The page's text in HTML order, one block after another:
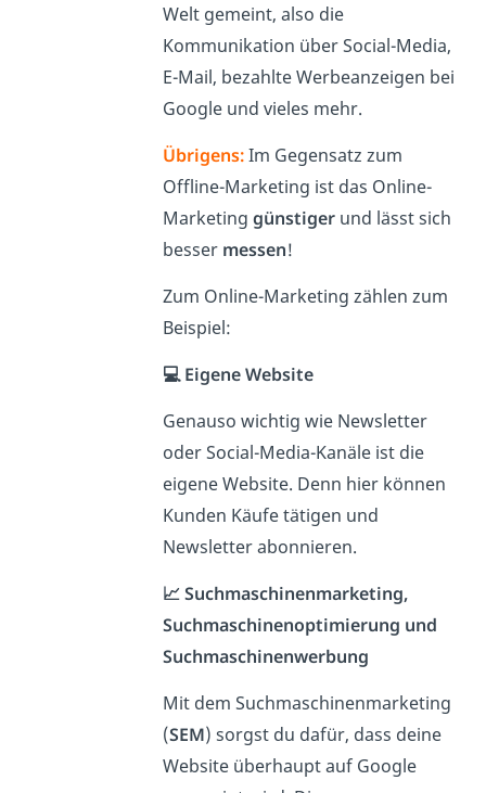
Welt gemeint, also die
Kommunikation über Social-Media,
E-Mail, bezahlte Werbeanzeigen bei
Google und vieles mehr.
Übrigens:Im Gegensatz zum
Offline-Marketing ist das Online-
Marketing günstigerund lässt sich
besser messen!
Zum Online-Marketing zählen zum
Beispiel:
💻 Eigene Website
Genauso wichtig wie Newsletter
oder Social-Media-Kanäle ist die
eigene Website. Denn hier können
Kunden Käufe tätigen und
Newsletter abonnieren.
📈 Suchmaschinenmarketing,
Suchmaschinenoptimierung und
Suchmaschinenwerbung
Mit dem Suchmaschinenmarketing
(SEM) sorgst du dafür, dass deine
Website überhaupt auf Google